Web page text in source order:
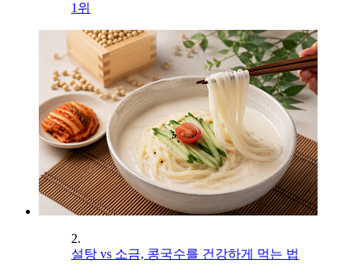
1위
2.
설탕 vs 소금, 콩국수를 건강하게 먹는 법